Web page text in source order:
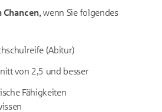
wenn Sie folgendes
(Abitur)
von 2,5 und besser
Fähigkeiten